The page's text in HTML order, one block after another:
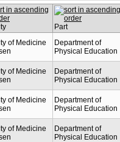
Part
of Medicine
Department of
Physical Education
of Medicine
Department of
Physical Education
of Medicine
Department of
Physical Education
of Medicine
Department of
Physical Education